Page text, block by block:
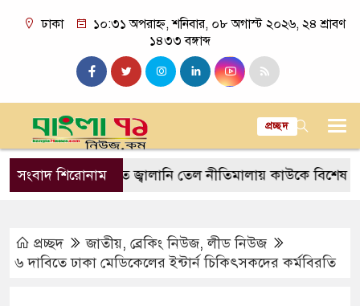
ঢাকা
১০:৩১ অপরাহ্ন, শনিবার, ০৮ অগাস্ট ২০২৬, ২৪ শ্রাবণ
১৪৩৩ বঙ্গাব্দ
প্রচ্ছদ
সংবাদ শিরোনাম
প্রস্তাবিত জ্বালানি তেল নীতিমালায় কাউকে বিশেষ সুবিধা
প্রচ্ছদ জাতীয়, ব্রেকিং নিউজ,লীড নিউজ
৬ দাবিতে ঢাকা মেডিকেলের ইন্টার্ন চিকিৎসকদের কর্মবিরতি